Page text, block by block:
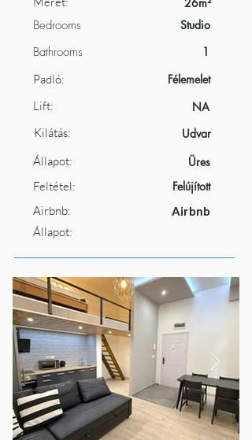
Bedrooms Studio
Bathrooms
1
Padló:
Félemelet
Lift:
NA
Kilátás:
Udvar
Állapot:
Üres
Feltétel:
Felújított
Airbnb:
Airbnb
Állapot: